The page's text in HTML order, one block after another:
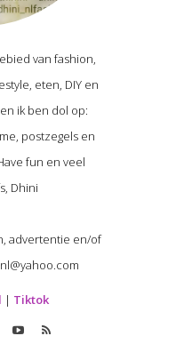
van fashion,
eten, DIY en
ik ben dol op:
postzegels en
fun en veel
Dhini
advertentie en/of
| Tiktok